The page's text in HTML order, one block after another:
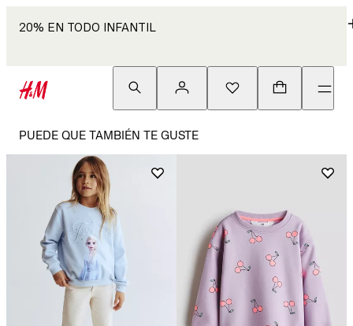
20% EN TODO INFANTIL
PUEDE QUE TAMBIÉN TE GUSTE